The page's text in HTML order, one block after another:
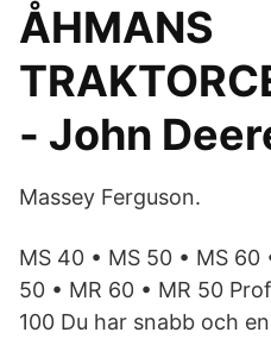
ÅHMANS
- John
Massey Ferguson.
MS 40 • MS 50 • MS 60
50 • MR 60 • MR 50
100 Du har snabb och